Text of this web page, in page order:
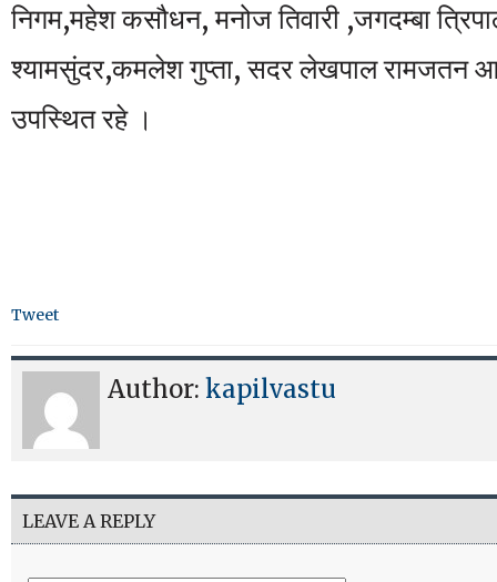
निगम,महेश कसौधन, मनोज तिवारी ,जगदम्बा
श्यामसुंदर,कमलेश गुप्ता, सदर लेखपाल रामजतन
उपस्थित रहे ।
Tweet
Author: kapilvastu
LEAVE A REPLY